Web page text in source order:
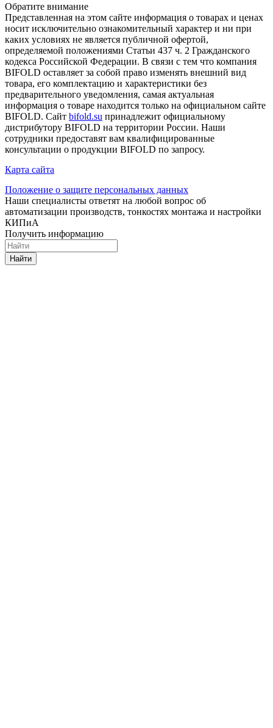
Обратите внимание
Представленная на этом сайте информация о товарах и ценах
носит исключительно ознакомительный характер и ни при
каких условиях не является публичной офертой,
определяемой положениями Статьи 437 ч. 2 Гражданского
кодекса Российской Федерации. В связи с тем что компания
BIFOLD оставляет за собой право изменять внешний вид
товара, его комплектацию и характеристики без
предварительного уведомления, самая актуальная
информация о товаре находится только на официальном сайте
BIFOLD. Сайт bifold.su принадлежит официальному
дистрибутору BIFOLD на территории России. Наши
сотрудники предоставят вам квалифицированные
консультации о продукции BIFOLD по запросу.
Карта сайта
Положение о защите персональных данных
Наши специалисты ответят на любой вопрос об
автоматизации производств, тонкостях монтажа и настройки
КИПиА
Получить информацию
Найти